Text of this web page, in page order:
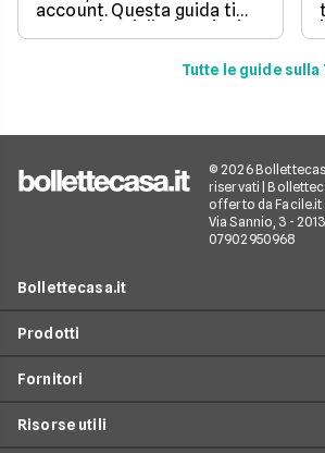
account. Questa guida ti
mostra le migliori opzioni
per inviare messaggi senza
Tutte le guide
© 2026
riservati |
offerto da Facile.it
Via Sannio, 3 -
07902950968
Bollettecasa.it
Contatti
Servizio clienti
Prodotti
Offerte Internet Casa
Fornitori
Risorse utili